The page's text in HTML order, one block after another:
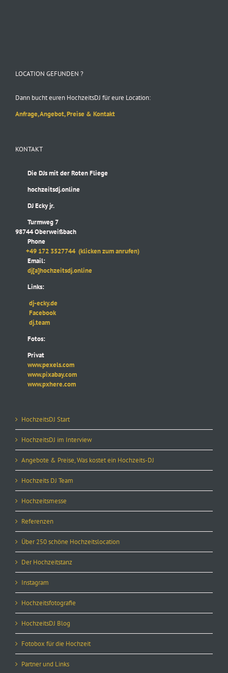
LOCATION GEFUNDEN ?
Dann bucht euren HochzeitsDJ für eure Location:
Anfrage, Angebot, Preise & Kontakt
KONTAKT
Die DJs mit der Roten Fliege
hochzeitsdj.online
DJ Ecky jr.
Turmweg 7
98744 Oberweißbach
Phone
+49 172 3527744 (klicken zum anrufen)
Email:
dj[a]hochzeitsdj.online
Links:
dj-ecky.de
Facebook
dj.team
Fotos:
Privat
www.pexels.com
www.pixabay.com
www.pxhere.com
HochzeitsDJ Start
HochzeitsDJ im Interview
Angebote & Preise, Was kostet ein Hochzeits-DJ
Hochzeits DJ Team
Hochzeitsmesse
Referenzen
Über 250 schöne Hochzeitslocation
Der Hochzeitstanz
Instagram
Hochzeitsfotografie
HochzeitsDJ Blog
Fotobox für die Hochzeit
Partner und Links